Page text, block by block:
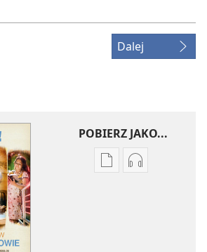
Dalej
POBIERZ JAKO...
UstawieniaUstawienia